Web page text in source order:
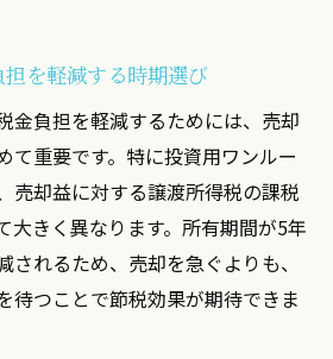
を軽減する時期選び
金負担を軽減するためには、売却
て重要です。特に投資用ワンルー
売却益に対する譲渡所得税の課税
大きく異なります。所有期間が5年
されるため、売却を急ぐよりも、
待つことで節税効果が期待できま